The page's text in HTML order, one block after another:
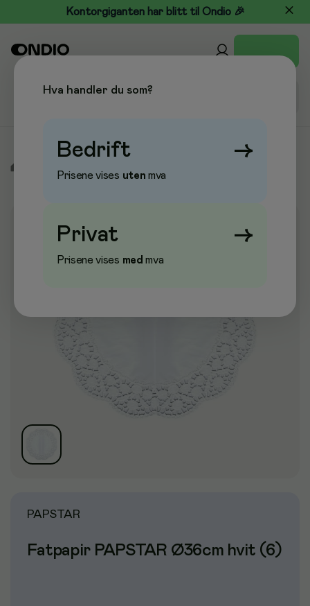
Kontorgiganten har blitt til Ondio 🎉
PAPSTAR
Fatpapir PAPSTAR Ø36cm hvit (6)
Hva handler du som?
Bedrift →
Prisene vises uten mva
Privat →
Prisene vises med mva